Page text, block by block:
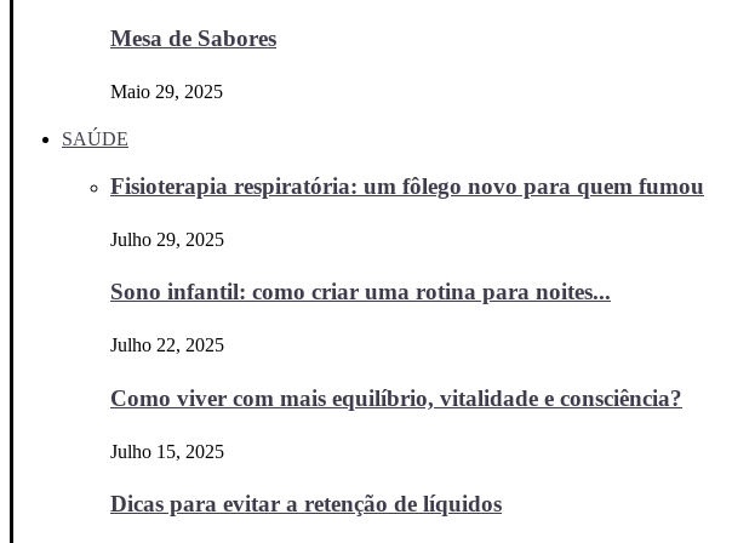
Mesa de Sabores
Maio 29, 2025
SAÚDE
Fisioterapia respiratória: um fôlego novo para quem fumou
Julho 29, 2025
Sono infantil: como criar uma rotina para noites...
Julho 22, 2025
Como viver com mais equilíbrio, vitalidade e consciência?
Julho 15, 2025
Dicas para evitar a retenção de líquidos